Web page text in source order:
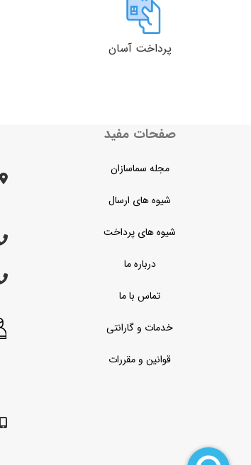
پرداخت آسان
صفحات مفید
مجله سماسازان
شیوه های ارسال
شیوه های پرداخت
درباره ما
تماس با ما
خدمات و گارانتی
قوانین و مقررات